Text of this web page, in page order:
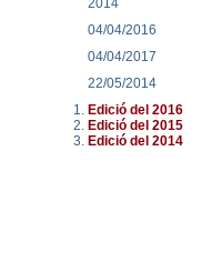
2014
04/04/2016
04/04/2017
22/05/2014
Edició del 2016
Edició del 2015
Edició del 2014